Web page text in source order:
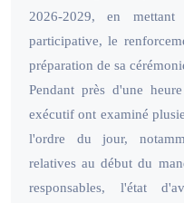
2026-2029, en
participative, le
préparation de sa
Pendant près d'une
exécutif ont examiné
l'ordre du jour,
relatives au début du
responsables, l'état